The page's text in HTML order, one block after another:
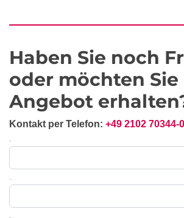
Haben Sie noch
oder möchten Sie
Angebot
Kontakt per Telefon: +49 2102 70344-0